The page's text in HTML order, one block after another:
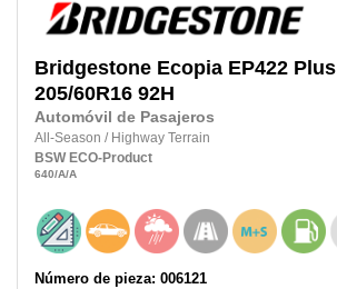
Bridgestone Ecopia EP422 Plus
205/60R16 92H
Automóvil de Pasajeros
All-Season / Highway Terrain
BSW ECO-Product
640/A/A
Número de pieza: 006121